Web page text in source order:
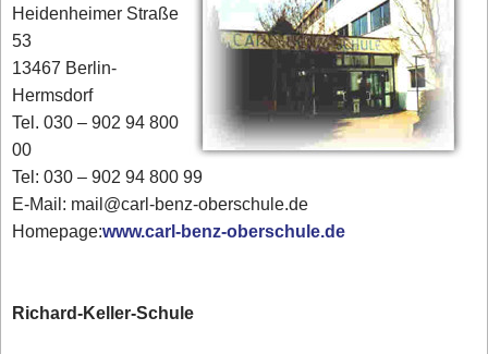
Heidenheimer Straße
53
13467 Berlin-
Hermsdorf
Tel. 030 – 902 94 800
00
Tel: 030 – 902 94 800 99
E-Mail: mail@carl-benz-oberschule.de
Homepage:www.carl-benz-oberschule.de
Richard-Keller-Schule